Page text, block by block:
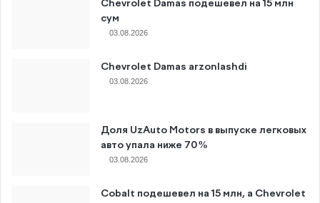
Chevrolet Damas подешевел на 15 млн
сум
03.08.2026
Chevrolet Damas arzonlashdi
03.08.2026
Доля UzAuto Motors в выпуске легковых
авто упала ниже 70%
03.08.2026
Cobalt подешевел на 15 млн, а Chevrolet